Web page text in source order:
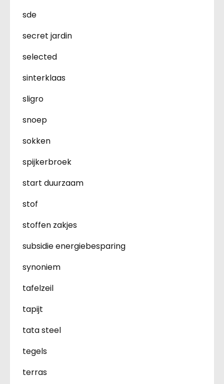
sde
secret jardin
selected
sinterklaas
sligro
snoep
sokken
spijkerbroek
start duurzaam
stof
stoffen zakjes
subsidie energiebesparing
synoniem
tafelzeil
tapijt
tata steel
tegels
terras